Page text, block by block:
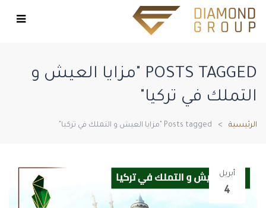
POSTS TAGGED "مزايا العيش و
التملك في تركيا"
الرئيسية Posts tagged "مزايا العيش و التملك في تركيا"
أبريل
4